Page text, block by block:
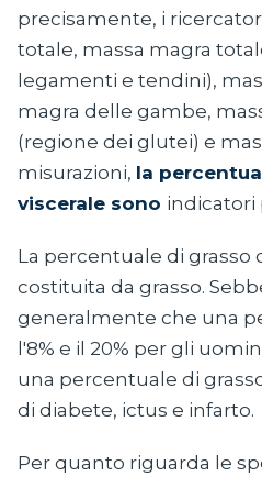
precisamente, i
totale, massa magra
legamenti e tendini),
magra delle gambe,
(regione dei glutei) e
misurazioni, la
viscerale sono indicatori
La percentuale di
costituita da grasso.
generalmente che una
l'8% e il 20% per gli
una percentuale di
di diabete, ictus e infarto.
Per quanto riguarda le